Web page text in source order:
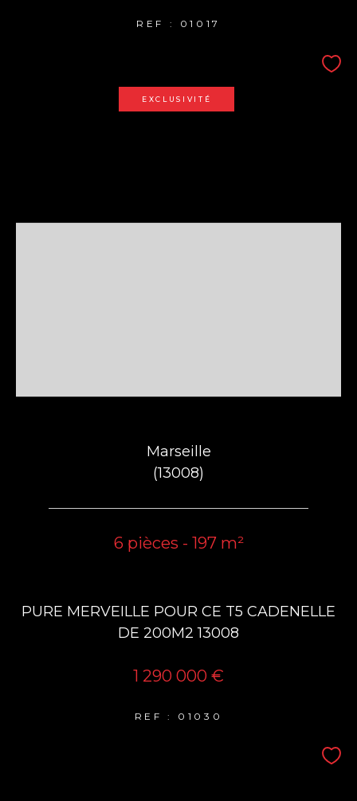
REF : 01017
EXCLUSIVITÉ
Marseille
(13008)
6 pièces - 197 m²
PURE MERVEILLE POUR CE T5 CADENELLE
DE 200M2 13008
1 290 000 €
REF : 01030